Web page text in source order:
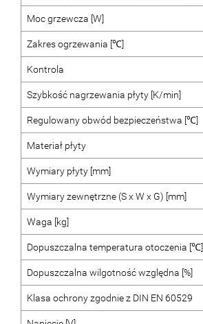
Moc grzewcza [W]
Zakres ogrzewania [℃]
Kontrola
Szybkość nagrzewania płyty [K/min]
Regulowany obwód bezpieczeństwa [℃]
Materiał płyty
Wymiary płyty [mm]
Wymiary zewnętrzne (S x W x G) [mm]
Waga [kg]
Dopuszczalna temperatura otoczenia [℃]
Dopuszczalna wilgotność względna [%]
Klasa ochrony zgodnie z DIN EN 60529